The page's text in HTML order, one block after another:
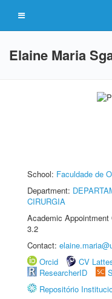
Elaine Maria
School: Faculdade de
Department:
CIRURGIA
Academic
3.2
Contact:
Orcid
CV
ResearcherID
Repositório